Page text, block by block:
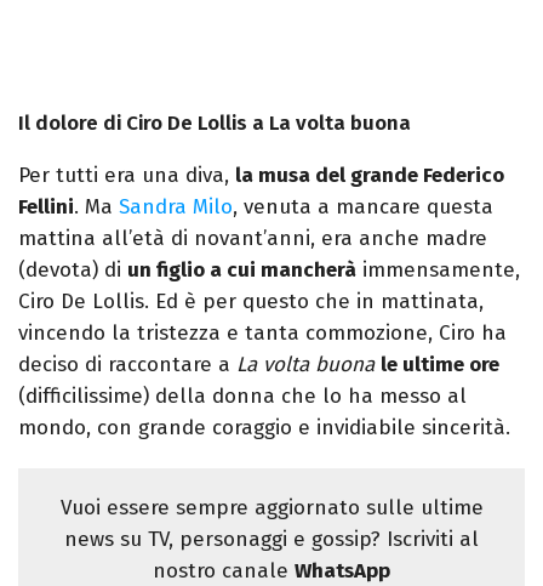
Il dolore di Ciro De Lollis a La volta buona
Per tutti era una diva, la musa del grande Federico
Fellini. Ma Sandra Milo, venuta a mancare questa
mattina all’età di novant’anni, era anche madre
(devota) di un figlio a cui mancherà immensamente,
Ciro De Lollis. Ed è per questo che in mattinata,
vincendo la tristezza e tanta commozione, Ciro ha
deciso di raccontare a La volta buona le ultime ore
(difficilissime) della donna che lo ha messo al
mondo, con grande coraggio e invidiabile sincerità.
Vuoi essere sempre aggiornato sulle ultime
news su TV, personaggi e gossip? Iscriviti al
nostro canale WhatsApp